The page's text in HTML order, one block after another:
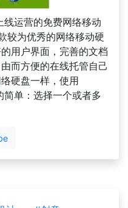
运营的免费网络移动
较为优秀的网络移动硬
用户界面，完善的文档
而方便的在线托管自己
硬盘一样，使用
单：选择一个或者多